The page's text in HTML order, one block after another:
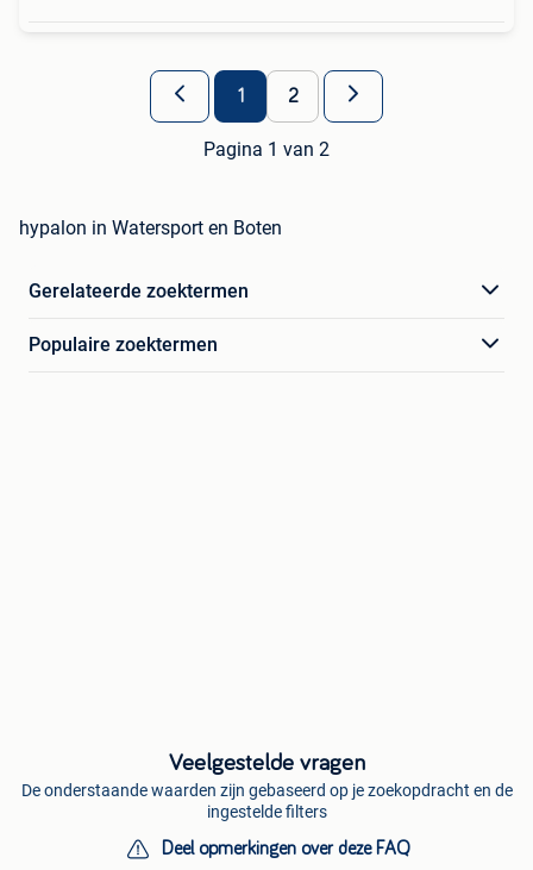
1 2
Pagina 1 van 2
hypalon in Watersport en Boten
Gerelateerde zoektermen
Populaire zoektermen
Veelgestelde vragen
De onderstaande waarden zijn gebaseerd op je zoekopdracht en de
ingestelde filters
Deel opmerkingen over deze FAQ